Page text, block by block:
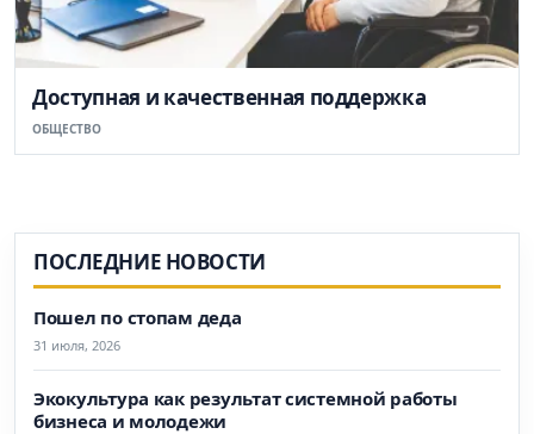
Доступная и качественная поддержка
ОБЩЕСТВО
ПОСЛЕДНИЕ НОВОСТИ
Пошел по стопам деда
31 июля, 2026
Экокультура как результат системной работы
бизнеса и молодежи